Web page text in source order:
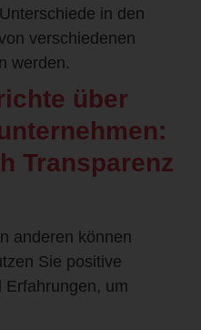
in den
verschiedenen
werden.
über
Transparenz
anderen können
Sie positive
Erfahrungen, um